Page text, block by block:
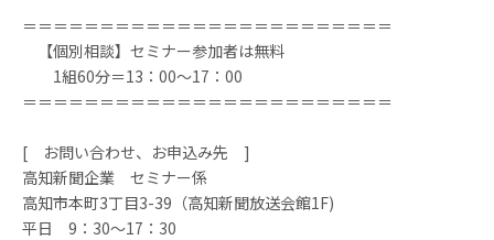
＝＝＝＝＝＝＝＝＝＝＝＝＝＝＝＝＝＝＝＝＝＝＝＝
【個別相談】セミナー参加者は無料
1組60分＝13：00～17：00
＝＝＝＝＝＝＝＝＝＝＝＝＝＝＝＝＝＝＝＝＝＝＝＝
[ お問い合わせ、お申込み先 ]
高知新聞企業 セミナー係
高知市本町3丁目3-39（高知新聞放送会館1F)
平日 9：30～17：30